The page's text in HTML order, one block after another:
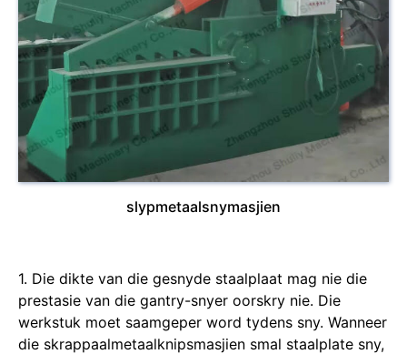
slypmetaalsnymasjien
1. Die dikte van die gesnyde staalplaat mag nie die
prestasie van die gantry-snyer oorskry nie. Die
werkstuk moet saamgeper word tydens sny. Wanneer
die skrappaalmetaalknipsmasjien smal staalplate sny,